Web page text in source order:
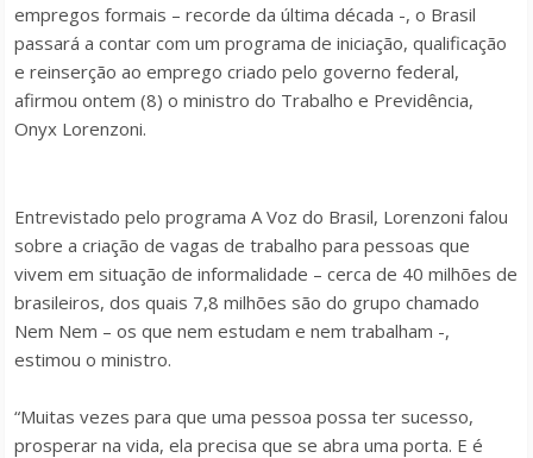
empregos formais – recorde da última década -, o Brasil
passará a contar com um programa de iniciação, qualificação
e reinserção ao emprego criado pelo governo federal,
afirmou ontem (8) o ministro do Trabalho e Previdência,
Onyx Lorenzoni.
Entrevistado pelo programa A Voz do Brasil, Lorenzoni falou
sobre a criação de vagas de trabalho para pessoas que
vivem em situação de informalidade – cerca de 40 milhões de
brasileiros, dos quais 7,8 milhões são do grupo chamado
Nem Nem – os que nem estudam e nem trabalham -,
estimou o ministro.
“Muitas vezes para que uma pessoa possa ter sucesso,
prosperar na vida, ela precisa que se abra uma porta. E é